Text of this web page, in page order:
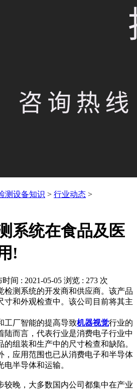
测设备知识 > 行业动态 >
系统在食品及医
!
时间 : 2021-05-05 浏览 : 273 次
检测系统的开发商和供应商。该产品
寸和外观检查中。该公司目前将其主
厂智能的提高导致机器视觉行业的
陆而言，代表行业是消费电子行业中
组装和生产中的尺寸检查和缺陷。
，应用范围也已从消费电子和半导体
半导体和运输。
晚，大多数国内公司都集中在产业